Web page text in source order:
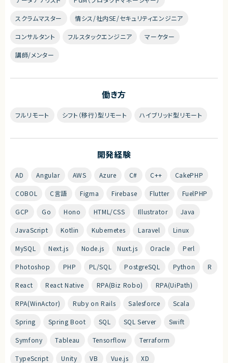
スクラムマスター 情シス/社内SE/セキュリティエンジニア
コンサルタント フルスタックエンジニア マーケター
講師/メンター
働き方
フルリモート シフト（移行）型リモート ハイブリッド型リモート
開発経験
AD Angular AWS Azure C# C++ CakePHP
COBOL C言語 Figma Firebase Flutter FuelPHP
GCP Go Hono HTML/CSS Illustrator Java
JavaScript Kotlin Kubernetes Laravel Linux
MySQL Next.js Node.js Nuxt.js Oracle Perl
Photoshop PHP PL/SQL PostgreSQL Python R
React React Native RPA(Biz Robo) RPA(UiPath)
RPA(WinActor) Ruby on Rails Salesforce Scala
Spring Spring Boot SQL SQL Server Swift
Symfony Tableau Tensorflow Terraform
TypeScript Unity VB Vue.js XD